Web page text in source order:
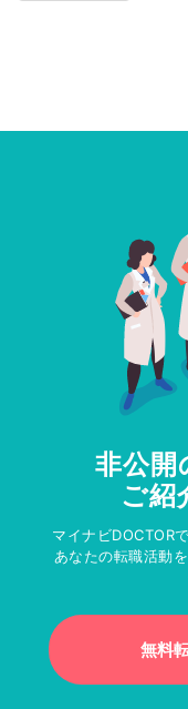
非公開
ご紹
マイナビDOCTOR
あなたの転職活動
無料